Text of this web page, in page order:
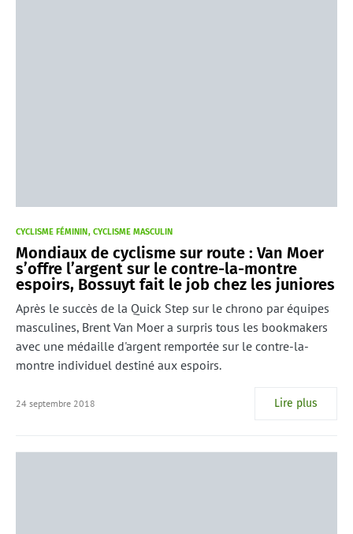
CYCLISME FÉMININ CYCLISME MASCULIN
Mondiaux de cyclisme sur route : Van Moer
s’offre l’argent sur le contre-la-montre
espoirs, Bossuyt fait le job chez les juniores
Après le succès de la Quick Step sur le chrono par équipes
masculines, Brent Van Moer a surpris tous les bookmakers
avec une médaille d'argent remportée sur le contre-la-
montre individuel destiné aux espoirs.
24 septembre 2018 Lire plus